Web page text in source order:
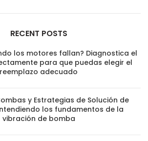
RECENT POSTS
los motores fallan? Diagnostica el
para que puedas elegir el
reemplazo adecuado
y Estrategias de Solución de
los fundamentos de la
vibración de bomba